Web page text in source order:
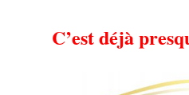
C’est déjà